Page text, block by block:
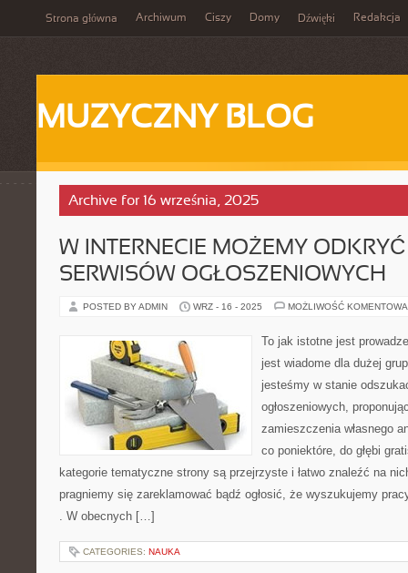
Strona główna Archiwum Ciszy Domy Dźwięki Redakcja
MUZYCZNY BLOG
Archive for 16 września, 2025
W INTERNECIE MOŻEMY
SERWISÓW OGŁOSZENIOWYCH
POSTED BY ADMIN WRZ - 16 - 2025 MOŻLIWOŚĆ
To jak istotne jest
jest wiadome dla dużej
jesteśmy w stanie
ogłoszeniowych,
zamieszczenia własnego
co poniektóre, do głębi
kategorie tematyczne strony są przejrzyste i łatwo znaleźć na
pragniemy się zareklamować bądź ogłosić, że wyszukujemy
. W obecnych […]
CATEGORIES: NAUKA